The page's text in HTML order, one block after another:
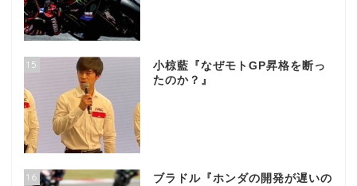
15
小椋藍『なぜモトGP昇格を断っ
たのか？』
16
ブラドル『ホンダの開発が遅いの